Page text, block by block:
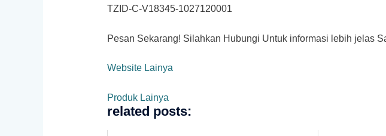
TZID-C-V18345-1027120001
Pesan Sekarang! Silahkan Hubungi Untuk informasi lebih jelas
Website Lainya
Produk Lainya
related posts: